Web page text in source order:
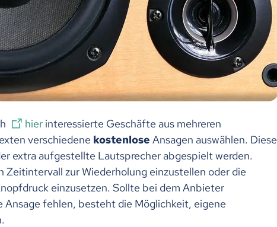
hier interessierte Geschäfte aus mehreren
verschiedene kostenlose Ansagen auswählen. Diese
extra aufgestellte Lautsprecher abgespielt werden.
Zeitintervall zur Wiederholung einzustellen oder die
einzusetzen. Sollte bei dem Anbieter
Ansage fehlen, besteht die Möglichkeit, eigene